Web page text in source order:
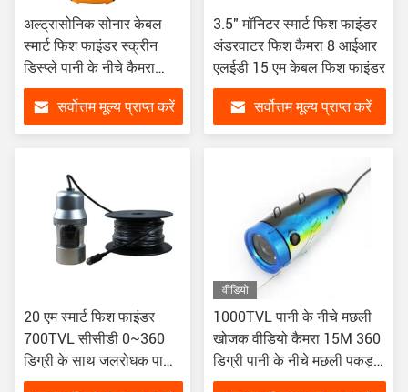
अल्ट्रासोनिक सोनार केबल
स्मार्ट फिश फाइंडर स्क्रीन
डिस्प्ले पानी के नीचे कैमरा
मछली पकड़ने के लिए TL88
सर्वोत्तम मूल्य प्राप्त करें
3.5" मॉनिटर स्मार्ट फिश फाइंडर
अंडरवाटर फिश कैमरा 8 आईआर
एलईडी 15 एम केबल फिश फाइंडर
सर्वोत्तम मूल्य प्राप्त करें
20 एम स्मार्ट फिश फाइंडर
700TVL सीसीडी 0~360
डिग्री के साथ जलरोधक पानी
के नीचे मछली पकड़ने कैमरा
वीडियो
1000TVL पानी के नीचे मछली
खोजक वीडियो कैमरा 15M 360
डिग्री पानी के नीचे मछली पकड़ने
कैमरा